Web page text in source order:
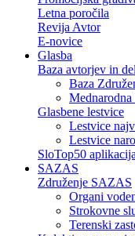
Letna poročila
Revija Avtor
E-novice
Glasba
Baza avtorjev in del
Baza
Glasbene lestvice
Lestvice
Lestvice
SloTop50 aplikacija
SAZAS
Združenje SAZAS
Organi
Strokovne
Terenski